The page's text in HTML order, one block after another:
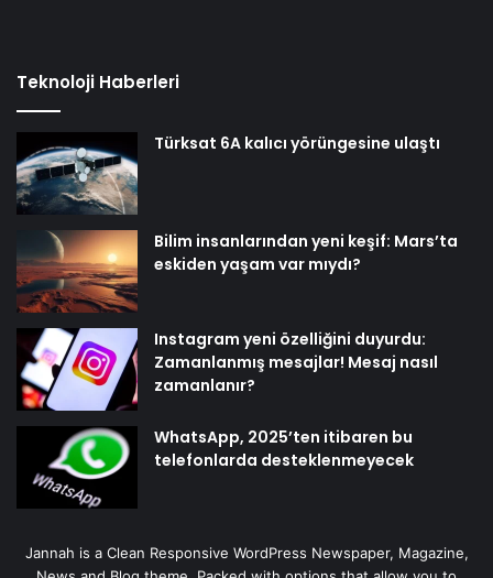
Teknoloji Haberleri
Türksat 6A kalıcı yörüngesine ulaştı
Bilim insanlarından yeni keşif: Mars’ta
eskiden yaşam var mıydı?
Instagram yeni özelliğini duyurdu:
Zamanlanmış mesajlar! Mesaj nasıl
zamanlanır?
WhatsApp, 2025’ten itibaren bu
telefonlarda desteklenmeyecek
Jannah is a Clean Responsive WordPress Newspaper, Magazine,